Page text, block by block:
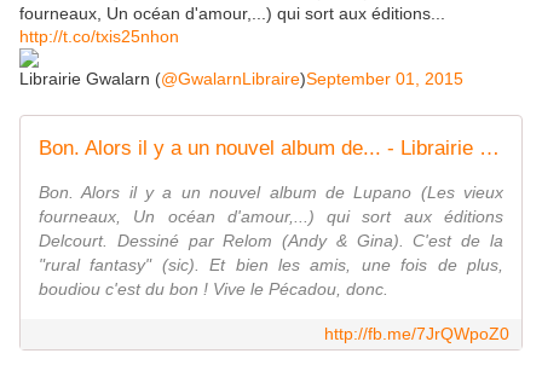
fourneaux, Un océan d'amour,...) qui sort aux éditions...
http://t.co/txis25nhon
Librairie Gwalarn (@GwalarnLibraire)September 01, 2015
Bon. Alors il y a un nouvel album de... - Librairie Gwalarn | Facebook
Bon. Alors il y a un nouvel album de Lupano (Les vieux
fourneaux, Un océan d'amour,...) qui sort aux éditions
Delcourt. Dessiné par Relom (Andy & Gina). C'est de la
"rural fantasy" (sic). Et bien les amis, une fois de plus,
boudiou c'est du bon ! Vive le Pécadou, donc.
http://fb.me/7JrQWpoZ0